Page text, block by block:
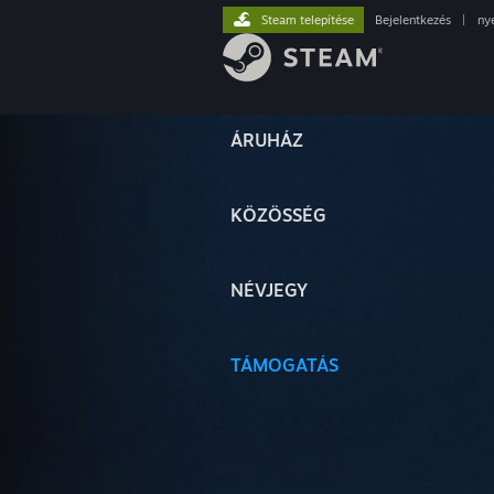
ÁRUHÁZ
KÖZÖSSÉG
NÉVJEGY
TÁMOGATÁS
Steam telepítése Bejelentkezés